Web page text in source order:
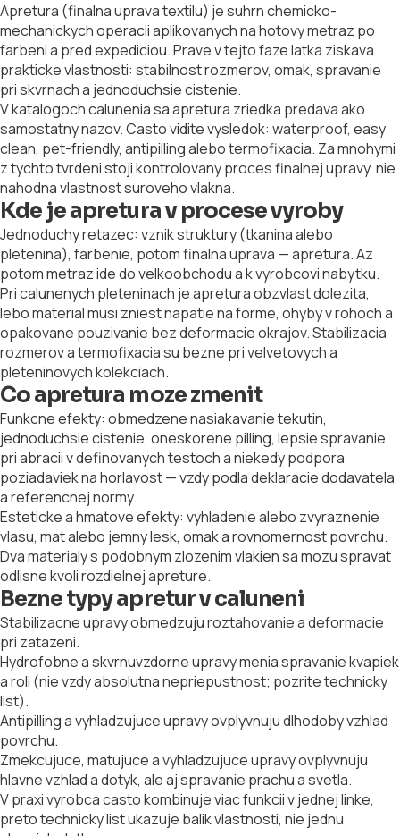
Apretura (finalna uprava textilu) je suhrn chemicko-
mechanickych operacii aplikovanych na hotovy metraz po
farbeni a pred expediciou. Prave v tejto faze latka ziskava
prakticke vlastnosti: stabilnost rozmerov, omak, spravanie
pri skvrnach a jednoduchsie cistenie.
V katalogoch calunenia sa apretura zriedka predava ako
samostatny nazov. Casto vidite vysledok: waterproof, easy
clean, pet-friendly, antipilling alebo termofixacia. Za mnohymi
z tychto tvrdeni stoji kontrolovany proces finalnej upravy, nie
nahodna vlastnost suroveho vlakna.
Kde je apretura v procese vyroby
Jednoduchy retazec: vznik struktury (tkanina alebo
pletenina), farbenie, potom finalna uprava — apretura. Az
potom metraz ide do velkoobchodu a k vyrobcovi nabytku.
Pri calunenych pleteninach je apretura obzvlast dolezita,
lebo material musi zniest napatie na forme, ohyby v rohoch a
opakovane pouzivanie bez deformacie okrajov. Stabilizacia
rozmerov a termofixacia su bezne pri velvetovych a
pleteninovych kolekciach.
Co apretura moze zmenit
Funkcne efekty: obmedzene nasiakavanie tekutin,
jednoduchsie cistenie, oneskorene pilling, lepsie spravanie
pri abracii v definovanych testoch a niekedy podpora
poziadaviek na horlavost — vzdy podla deklaracie dodavatela
a referencnej normy.
Esteticke a hmatove efekty: vyhladenie alebo zvyraznenie
vlasu, mat alebo jemny lesk, omak a rovnomernost povrchu.
Dva materialy s podobnym zlozenim vlakien sa mozu spravat
odlisne kvoli rozdielnej apreture.
Bezne typy apretur v caluneni
Stabilizacne upravy obmedzuju roztahovanie a deformacie
pri zatazeni.
Hydrofobne a skvrnuvzdorne upravy menia spravanie kvapiek
a roli (nie vzdy absolutna nepriepustnost; pozrite technicky
list).
Antipilling a vyhladzujuce upravy ovplyvnuju dlhodoby vzhlad
povrchu.
Zmekcujuce, matujuce a vyhladzujuce upravy ovplyvnuju
hlavne vzhlad a dotyk, ale aj spravanie prachu a svetla.
V praxi vyrobca casto kombinuje viac funkcii v jednej linke,
preto technicky list ukazuje balik vlastnosti, nie jednu